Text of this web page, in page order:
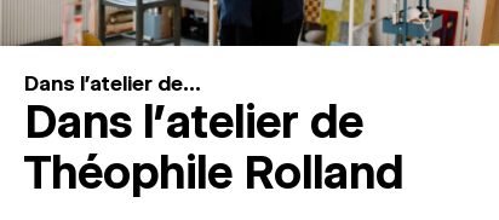
Dans l'atelier de...
Dans l’atelier de
Théophile Rolland